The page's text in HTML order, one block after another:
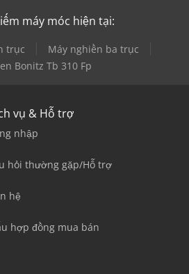
máy móc hiện tại:
trục
Máy nghiền ba trục
Bonitz Tb 310 Fp
vụ & Hỗ trợ
nhập
hỏi thường gặp/Hỗ trợ
hệ
hợp đồng mua bán